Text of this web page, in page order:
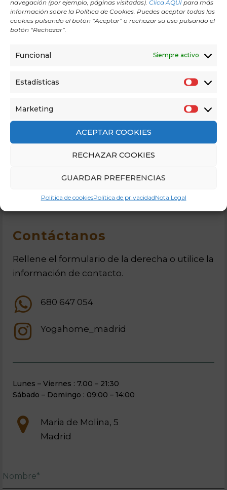
navegación (por ejemplo, páginas visitadas). Clica AQUÍ para más
información sobre la Política de Cookies. Puedes aceptar todas las
cookies pulsando el botón “Aceptar” o rechazar su uso pulsando el
botón “Rechazar”.
Funcional Siempre activo
Estadísticas
Marketing
ACEPTAR COOKIES
RECHAZAR COOKIES
GUARDAR PREFERENCIAS
Política de cookiesPolítica de privacidadNota Legal
¿Con qué antelación debo
llegar al centro?
Pregúntanos
Contáctanos
Rellene el formulario de la derecha o utilice la
información de contacto.
680 647 054
Yogahome_madrid
Lunes – Viernes : 7.00 – 21:30
Sábado – Domingo : 09:00 – 14:00
Maria de Molina, 5
Madrid